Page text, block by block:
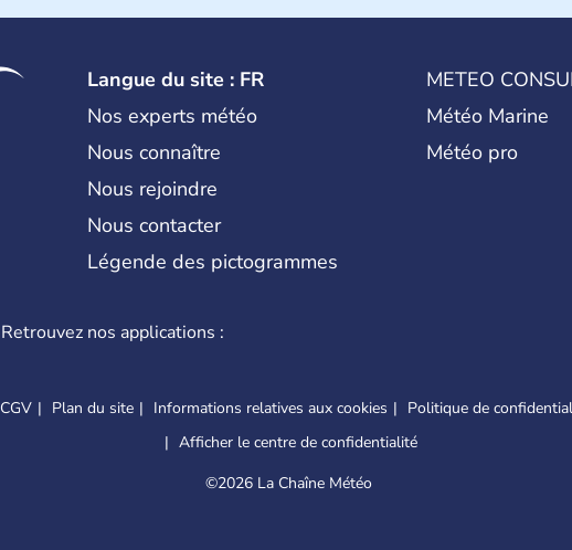
est proclamée le 29 octobre 1923. Ankara
capitale du pays.
Langue du site : FR
Nos experts météo
Nous connaître
Nous rejoindre
Nous contacter
Légende des pictogrammes
METEO
Météo Marine
Météo pro
Retrouvez nos applications :
CGV Plan du site Informations relatives aux cookies Politique de
Afficher le centre de confidentialité
©2026 La Chaîne Météo